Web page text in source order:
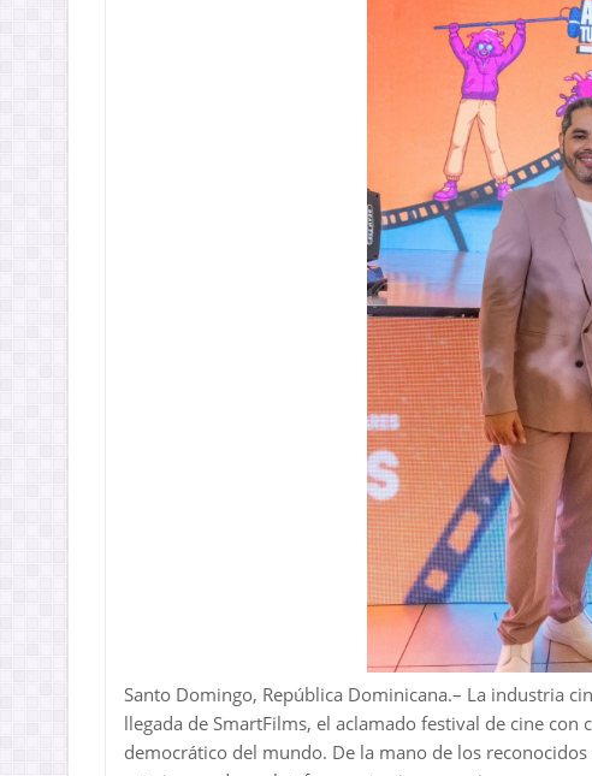
Santo Domingo, República Dominicana.– La industria
llegada de SmartFilms, el aclamado festival de cine
democrático del mundo. De la mano de los